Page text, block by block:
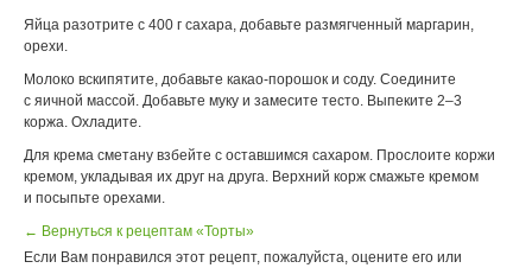
Яйца разотрите с 400 г сахара, добавьте размягченный маргарин,
орехи.
Молоко вскипятите, добавьте какао-порошок и соду. Соедините
с яичной массой. Добавьте муку и замесите тесто. Выпеките 2–3
коржа. Охладите.
Для крема сметану взбейте с оставшимся сахаром. Прослоите коржи
кремом, укладывая их друг на друга. Верхний корж смажьте кремом
и посыпьте орехами.
← Вернуться к рецептам «Торты»
Если Вам понравился этот рецепт, пожалуйста, оцените его или